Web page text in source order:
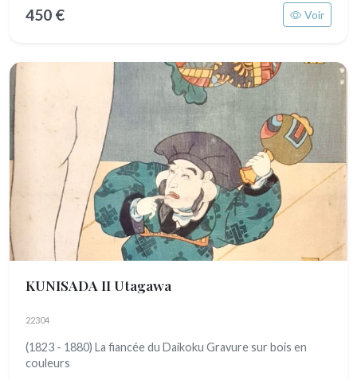
450 € Voir
KUNISADA II Utagawa
22304
(1823 - 1880) La fiancée du Daikoku Gravure sur bois en
couleurs